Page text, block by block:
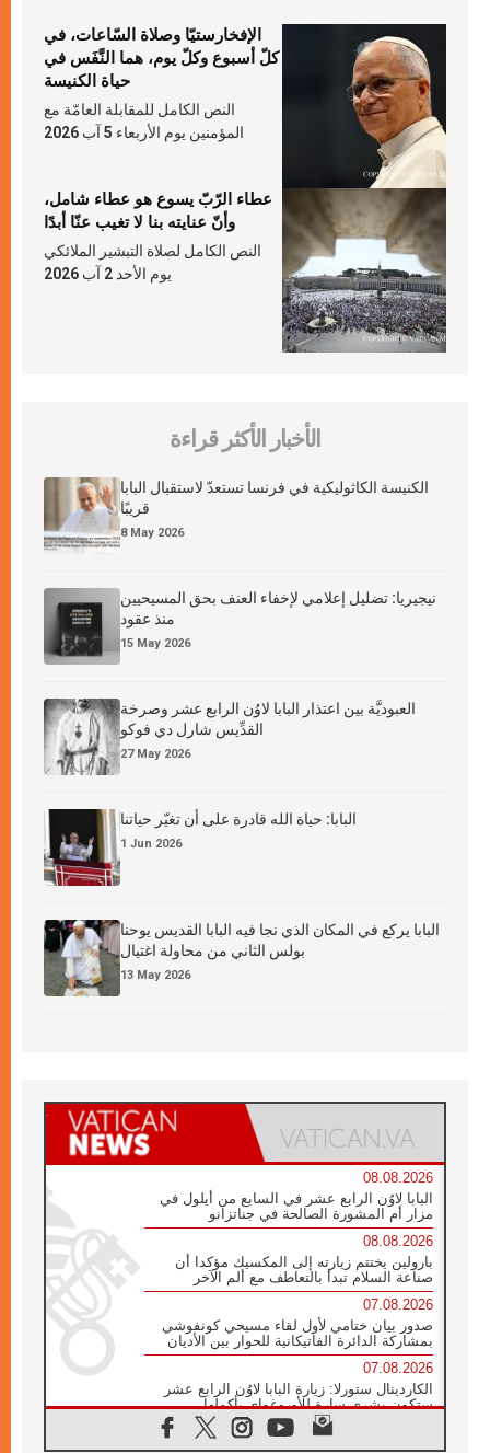
الإفخارستيّا وصلاة السّاعات، في
كلّ أسبوع وكلّ يوم، هما النَّفَس في
حياة الكنيسة
النص الكامل للمقابلة العامّة مع
المؤمنين يوم الأربعاء 5 آب 2026
عطاء الرّبّ يسوع هو عطاء شامل،
وأنّ عنايته بنا لا تغيب عنّا أبدًا
النص الكامل لصلاة التبشير الملائكي
يوم الأحد 2 آب 2026
الأخبار الأكثر قراءة
الكنيسة الكاثوليكية في فرنسا تستعدّ لاستقبال البابا
قريبًا
8 May 2026
نيجيريا: تضليل إعلامي لإخفاء العنف بحق المسيحيين
منذ عقود
15 May 2026
العبوديَّة بين اعتذار البابا لاوُن الرابع عشر وصرخة
القدِّيس شارل دي فوكو
27 May 2026
البابا: حياة الله قادرة على أن تغيّر حياتنا
1 Jun 2026
البابا يركع في المكان الذي نجا فيه البابا القديس يوحنا
بولس الثاني من محاولة اغتيال
13 May 2026
08.08.2026
البابا لاوُن الرابع عشر في السابع من أيلول في
مزار أم المشورة الصالحة في جناتزانو
08.08.2026
بارولين يختتم زيارته إلى المكسيك مؤكدا أن
صناعة السلام تبدأ بالتعاطف مع ألم الآخر
07.08.2026
صدور بيان ختامي لأول لقاء مسيحي كونفوشي
بمشاركة الدائرة الفاتيكانية للحوار بين الأديان
07.08.2026
الكاردينال ستورلا: زيارة البابا لاوُن الرابع عشر
ستكون بشرى سارة للأوروغواي بأكملها